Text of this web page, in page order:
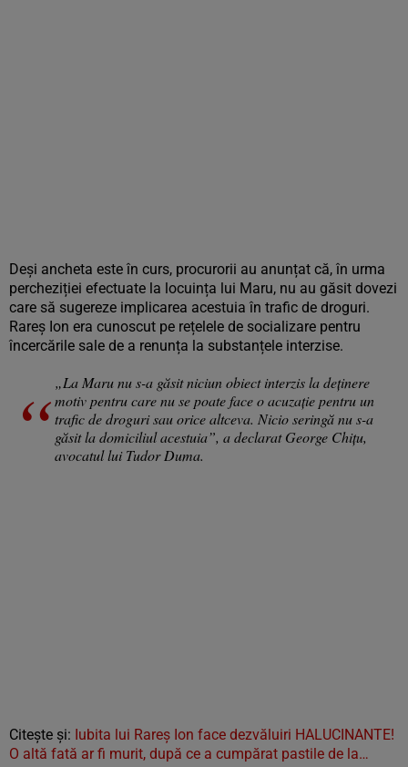
Deși ancheta este în curs, procurorii au anunțat că, în urma
percheziției efectuate la locuința lui Maru, nu au găsit dovezi
care să sugereze implicarea acestuia în trafic de droguri.
Rareș Ion era cunoscut pe rețelele de socializare pentru
încercările sale de a renunța la substanțele interzise.
„La Maru nu s-a găsit niciun obiect interzis la deţinere
motiv pentru care nu se poate face o acuzaţie pentru un
trafic de droguri sau orice altceva. Nicio seringă nu s-a
găsit la domiciliul acestuia”, a declarat George Chițu,
avocatul lui Tudor Duma.
Citește și: Iubita lui Rareș Ion face dezvăluiri HALUCINANTE!
O altă fată ar fi murit, după ce a cumpărat pastile de la…